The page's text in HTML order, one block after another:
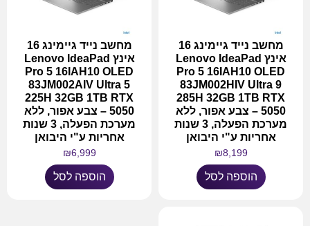
מחשב נייד גיימינג 16
אינץ Lenovo IdeaPad
Pro 5 16IAH10 OLED
83JM002HIV Ultra 9
285H 32GB 1TB RTX
5050 – צבע אפור, ללא
מערכת הפעלה, 3 שנות
אחריות ע"י היבואן
₪8,199
הוספה לסל
מחשב נייד גיימינג 16
אינץ Lenovo IdeaPad
Pro 5 16IAH10 OLED
83JM002AIV Ultra 5
225H 32GB 1TB RTX
5050 – צבע אפור, ללא
מערכת הפעלה, 3 שנות
אחריות ע"י היבואן
₪6,999
הוספה לסל